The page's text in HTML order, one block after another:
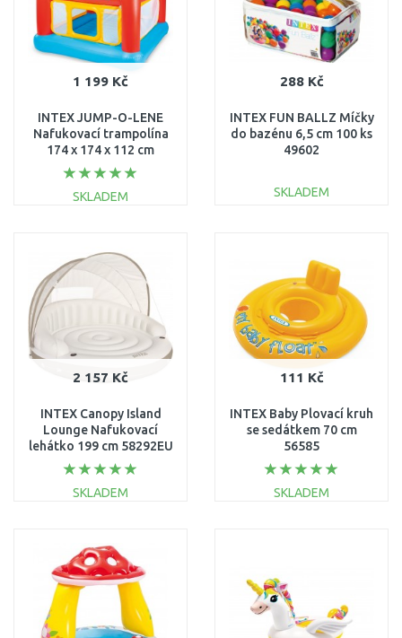
1 199 Kč
INTEX JUMP-O-LENE
Nafukovací trampolína
174 x 174 x 112 cm
48260
SKLADEM
288 Kč
INTEX FUN BALLZ Míčky
do bazénu 6,5 cm 100 ks
49602
SKLADEM
Porovnat
2 157 Kč
INTEX Canopy Island
Lounge Nafukovací
lehátko 199 cm 58292EU
SKLADEM
Porovnat
111 Kč
INTEX Baby Plovací kruh
se sedátkem 70 cm
56585
SKLADEM